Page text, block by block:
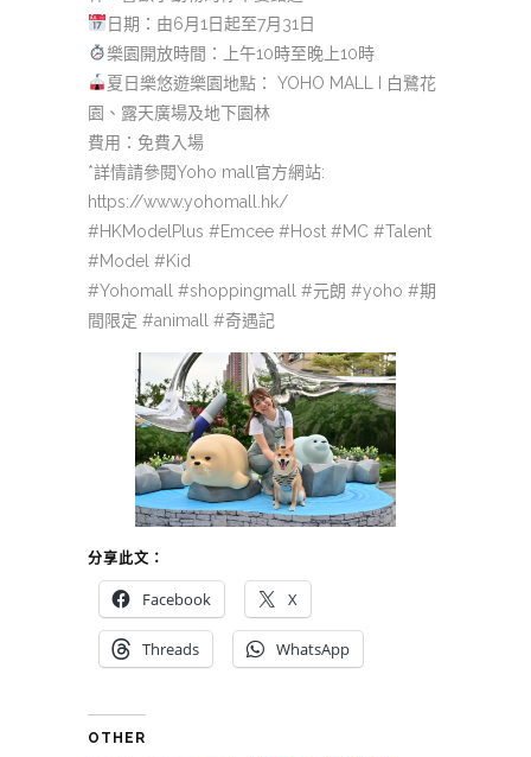
日期：由6月1日起至7月31日
樂園開放時間：上午10時至晚上10時
夏日樂悠遊樂園地點： YOHO MALL I 白鷺花
園、露天廣場及地下園林
費用：免費入場
*詳情請參閱Yoho mall官方網站:
https://www.yohomall.hk/
#HKModelPlus #Emcee #Host #MC #Talent
#Model #Kid
#Yohomall #shoppingmall #元朗 #yoho #期
間限定 #animall #奇遇記
分享此文：
Facebook X
Threads WhatsApp
OTHER